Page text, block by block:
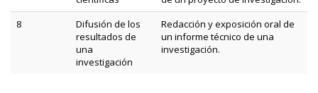
8
Difusión de los
resultados de
una
investigación
Redacción y exposición oral de
un informe técnico de una
investigación.